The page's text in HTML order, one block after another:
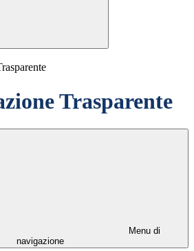
Trasparente
Menu di
navigazione